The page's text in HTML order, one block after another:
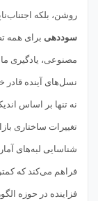
روشن، بلکه
سوددهی برای همه
مصنوعی، یادگیری
نسل‌های آینده قادر
نه تنها بر اساس
تغییرات ساختاری
شناسایی لبه‌های
فراهم می‌کند که
فزاینده در حوزه